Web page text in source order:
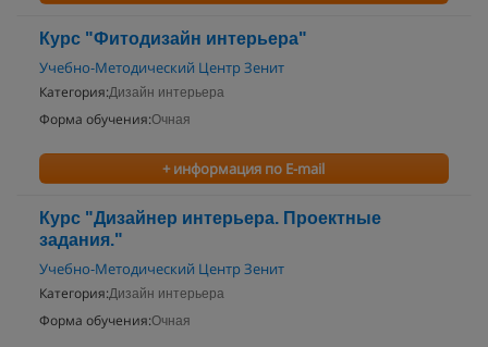
Курс "Фитодизайн интерьера"
Учебно-Методический Центр Зенит
Категория:Дизайн интерьера
Форма обучения:Очная
+ информация по E-mail
Курс "Дизайнер интерьера. Проектные
задания."
Учебно-Методический Центр Зенит
Категория:Дизайн интерьера
Форма обучения:Очная